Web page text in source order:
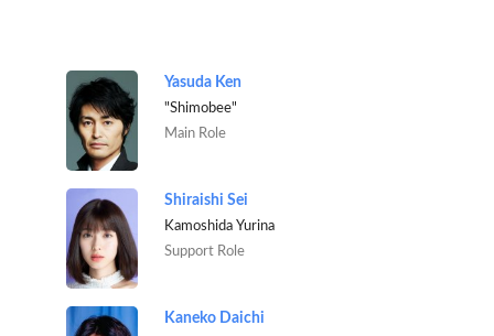
Yasuda Ken
"Shimobee"
Main Role
Shiraishi Sei
Kamoshida Yurina
Support Role
Kaneko Daichi